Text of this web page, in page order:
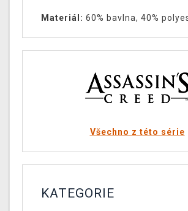
Materiál: 60% bavlna, 40%
Všechno z této série
KATEGORIE